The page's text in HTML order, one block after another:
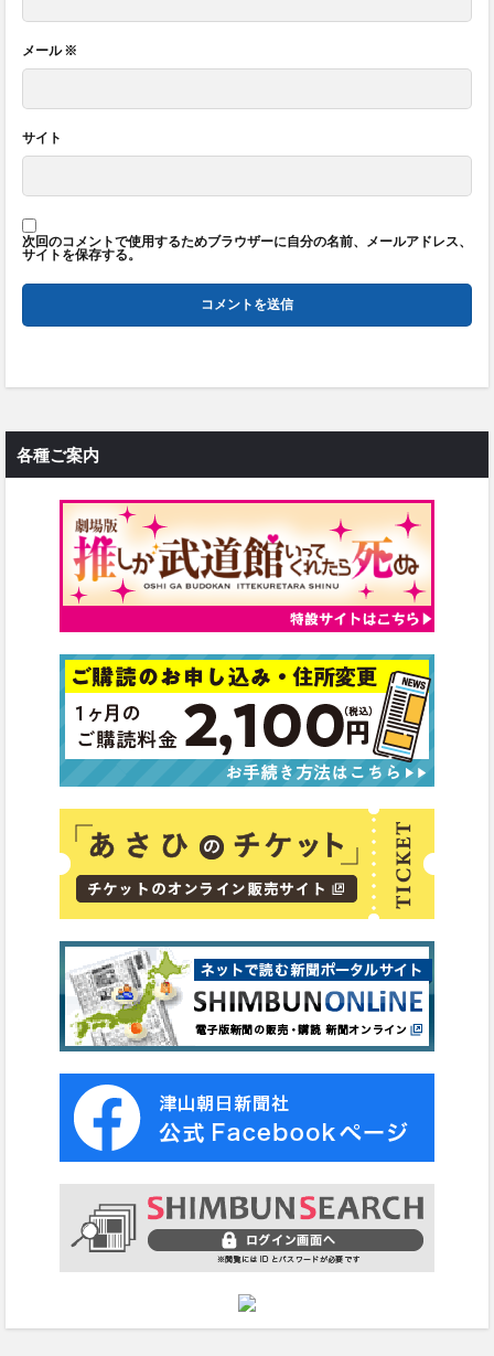
メール※
サイト
次回のコメントで使用するためブラウザーに自分の名前、メールアドレス、
サイトを保存する。
各種ご案内